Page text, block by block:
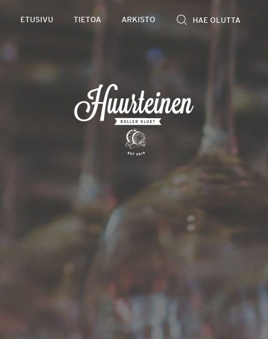
ETUSIVU TIETOA ARKISTO